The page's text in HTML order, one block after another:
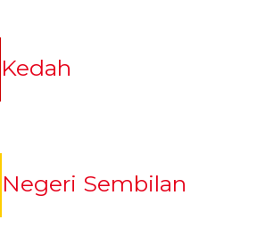
Kedah
Negeri Sembilan